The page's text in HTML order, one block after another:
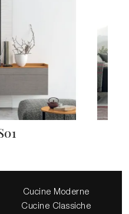
Cucine Moderne
Cucine Classiche